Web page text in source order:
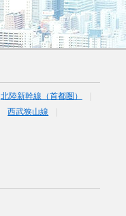
北陸新幹線（首都圏）
西武狭山線